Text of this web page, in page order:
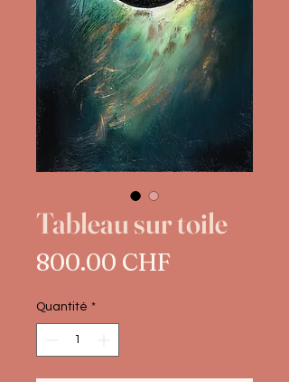
Tableau sur toile
800.00 CHF
Quantité *